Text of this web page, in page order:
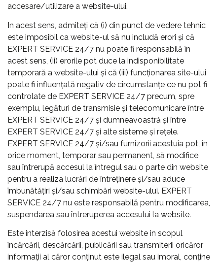
accesare/utilizare a website-ului.
In acest sens, admiteți că (i) din punct de vedere tehnic
este imposibil ca website-ul să nu includă erori şi că
EXPERT SERVICE 24/7 nu poate fi responsabilă în
acest sens, (ii) erorile pot duce la indisponibilitate
temporară a website-ului şi că (iii) funcţionarea site-ului
poate fi influenţată negativ de circumstanţe ce nu pot fi
controlate de EXPERT SERVICE 24/7 precum, spre
exemplu, legături de transmisie şi telecomunicare între
EXPERT SERVICE 24/7 şi dumneavoastră şi între
EXPERT SERVICE 24/7 şi alte sisteme şi reţele.
EXPERT SERVICE 24/7 şi/sau furnizorii acestuia pot, în
orice moment, temporar sau permanent, să modifice
sau întrerupă accesul la întregul sau o parte din website
pentru a realiza lucrări de întreținere şi/sau aduce
îmbunătățiri şi/sau schimbări website-ului. EXPERT
SERVICE 24/7 nu este responsabilă pentru modificarea,
suspendarea sau întreruperea accesului la website.
Este interzisă folosirea acestui website in scopul
încărcării, descărcării, publicării sau transmiterii oricăror
informații al căror conținut este ilegal sau imoral, conține